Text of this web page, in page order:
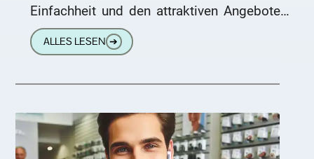
Einfachheit und den attraktiven Angeboten?
Wir beleuchten die oft übersehenen
Gefahren. Das
ALLES LESEN ➔